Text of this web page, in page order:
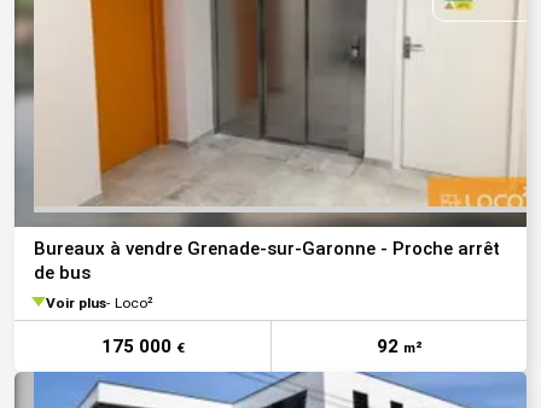
Bureaux à vendre Grenade-sur-Garonne - Proche arrêt
de bus
Voir plus Loco²
175 000 € 92 m²